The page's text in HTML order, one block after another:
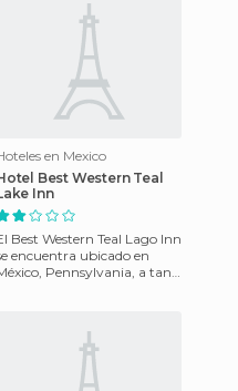
en Mexico
Best Western Teal
Inn
Best Western Teal Lago Inn
encuentra ubicado en
Pennsylvania, a tan